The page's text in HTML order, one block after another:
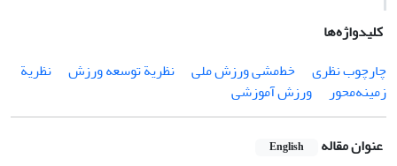
کلیدواژه‌ها
چارچوب نظری
خط‌مشی ورزش ملی نظریة توسعه ورزش
نظریة
زمینه‌محور
ورزش آموزشی
عنوان مقاله English